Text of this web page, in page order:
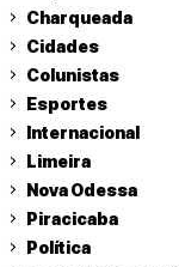
Charqueada
Cidades
Colunistas
Esportes
Internacional
Limeira
Nova Odessa
Piracicaba
Política